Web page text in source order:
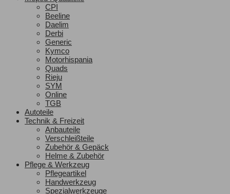
CPI
Beeline
Daelim
Derbi
Generic
Kymco
Motorhispania
Quads
Rieju
SYM
Online
TGB
Autoteile
Technik & Freizeit
Anbauteile
Verschleißteile
Zubehör & Gepäck
Helme & Zubehör
Pflege & Werkzeug
Pflegeartikel
Handwerkzeug
Spezialwerkzeuge